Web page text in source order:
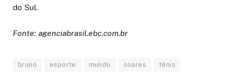
do Sul.
Fonte: agenciabrasil.ebc.com.br
bruno esporte mundo soares tênis